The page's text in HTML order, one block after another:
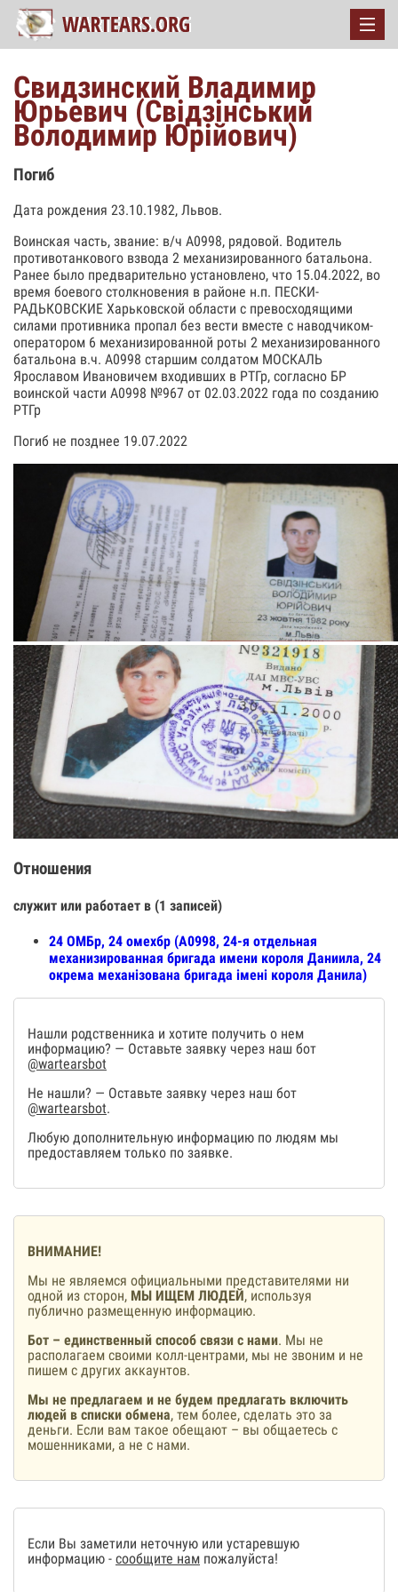
Свидзинский Владимир
Юрьевич (Свідзінський
Володимир Юрійович)
Погиб
Дата рождения 23.10.1982, Львов.
Воинская часть, звание: в/ч А0998, рядовой. Водитель
противотанкового взвода 2 механизированного батальона.
Ранее было предварительно установлено, что 15.04.2022, во
время боевого столкновения в районе н.п. ПЕСКИ-
РАДЬКОВСКИЕ Харьковской области с превосходящими
силами противника пропал без вести вместе с наводчиком-
оператором 6 механизированной роты 2 механизированного
батальона в.ч. А0998 старшим солдатом МОСКАЛЬ
Ярославом Ивановичем входивших в РТГр, согласно БР
воинской части А0998 №967 от 02.03.2022 года по созданию
РТГр
Погиб не позднее 19.07.2022
Отношения
служит или работает в (1 записей)
24 ОМБр, 24 омехбр (А0998, 24-я отдельная
механизированная бригада имени короля Даниила, 24
окрема механізована бригада імені короля Данила)
Нашли родственника и хотите получить о нем
информацию? — Оставьте заявку через наш бот
@wartearsbot
Не нашли? — Оставьте заявку через наш бот
@wartearsbot.
Любую дополнительную информацию по людям мы
предоставляем только по заявке.
ВНИМАНИЕ!
Мы не являемся официальными представителями ни
одной из сторон, МЫ ИЩЕМ ЛЮДЕЙ, используя
публично размещенную информацию.
Бот – единственный способ связи с нами. Мы не
располагаем своими колл-центрами, мы не звоним и не
пишем с других аккаунтов.
Мы не предлагаем и не будем предлагать включить
людей в списки обмена, тем более, сделать это за
деньги. Если вам такое обещают – вы общаетесь с
мошенниками, а не с нами.
Если Вы заметили неточную или устаревшую
информацию - сообщите нам пожалуйста!